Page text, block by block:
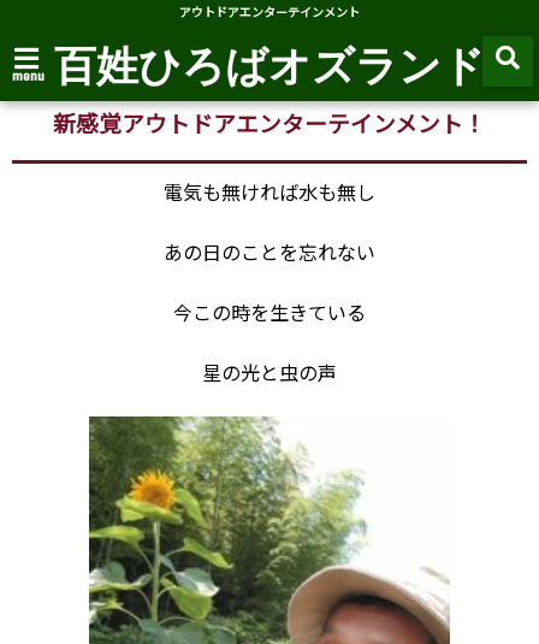
アウトドアエンターテインメント
menu 百姓ひろばオズランド
新感覚アウトドアエンターテインメント！
電気も無ければ水も無し
あの日のことを忘れない
今この時を生きている
星の光と虫の声